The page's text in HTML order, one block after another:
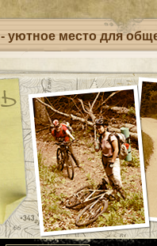
- уютное место для